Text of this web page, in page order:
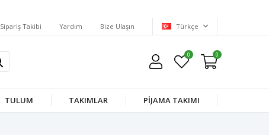
Sipariş Takibi Yardım Bize Ulaşın Türkçe
0 0
TULUM TAKIMLAR PİJAMA TAKIMI